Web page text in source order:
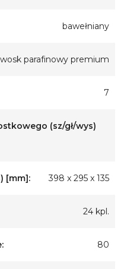
bawełniany
wosk parafinowy premium
7
(sz/gł/wys)
[mm]: 398 x 295 x 135
24 kpl.
80